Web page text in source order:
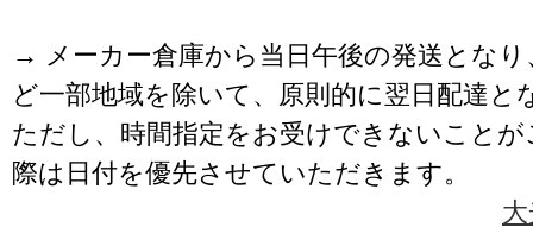
→ メーカー倉庫から当日午後の発送となり
ど一部地域を除いて、原則的に翌日配達と
ただし、時間指定をお受けできないこと
際は日付を優先させていただきます。